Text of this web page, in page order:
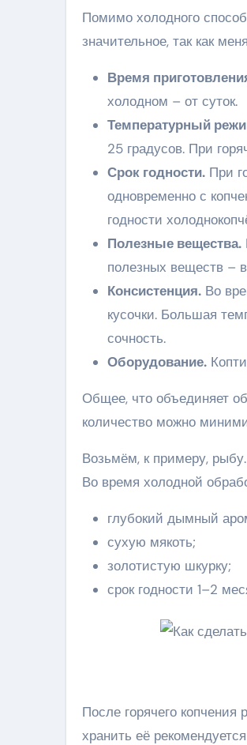
Помимо холодного
значительное, так как
Время
холодном – от суток.
Температурный
25 градусов. При
Срок годности. При
одновременно с
годности
Полезные вещества.
полезных веществ –
Консистенция. Во
кусочки. Большая
сочность.
Оборудование.
Общее, что объединяет
количество можно
Возьмём, к примеру,
Во время холодной
глубокий дымный
сухую мякоть;
золотистую шкурку;
срок годности 1–2
После горячего
хранить её